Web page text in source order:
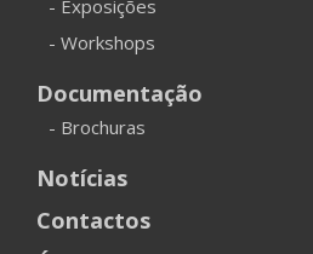
- Exposições
- Workshops
Documentação
- Brochuras
Notícias
Contactos